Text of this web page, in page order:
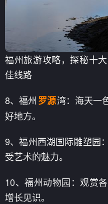
福州旅游攻略，探秘十
佳线路
8、福州罗源湾：海天一
好地方。
9、福州西湖国际雕塑园
受艺术的魅力。
10、福州动物园：观赏
增长见识。